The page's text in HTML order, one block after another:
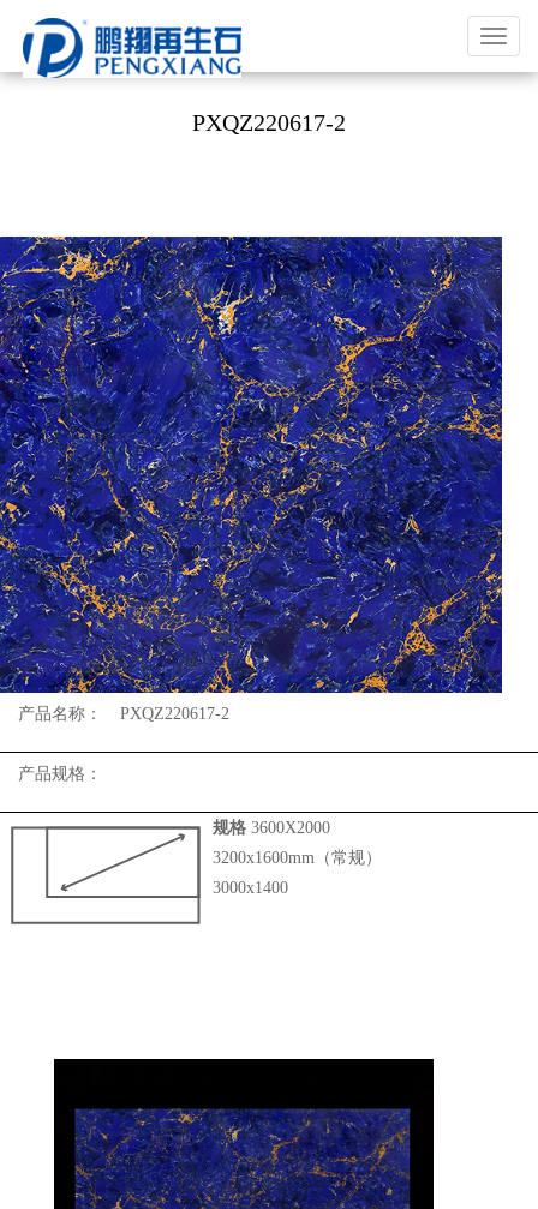
福
建
限
公
司
PXQZ220617-2
产品名称： PXQZ220617-2
产品规格：
规格 3600X2000
3200x1600mm（常规）
3000x1400